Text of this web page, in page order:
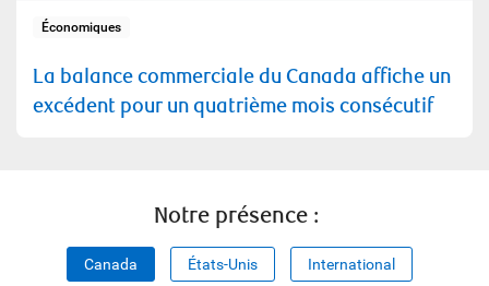
Économiques
La balance commerciale du Canada affiche un
excédent pour un quatrième mois consécutif
Notre présence :
Canada États-Unis International